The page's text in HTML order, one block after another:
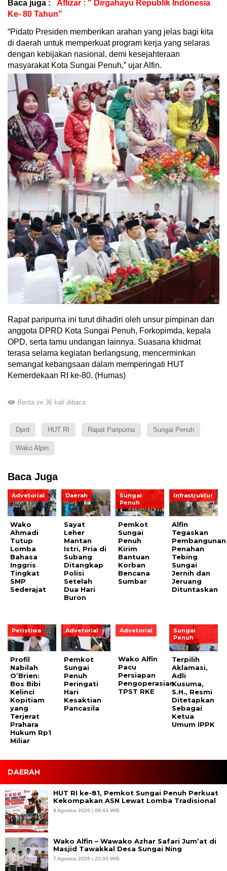
Baca juga :
Aflizar : " Dirgahayu Republik Indonesia
Ke- 80 Tahun"
“Pidato Presiden memberikan arahan yang jelas bagi kita
di daerah untuk memperkuat program kerja yang selaras
dengan kebijakan nasional, demi kesejahteraan
masyarakat Kota Sungai Penuh,” ujar Alfin.
Rapat paripurna ini turut dihadiri oleh unsur pimpinan dan
anggota DPRD Kota Sungai Penuh, Forkopimda, kepala
OPD, serta tamu undangan lainnya. Suasana khidmat
terasa selama kegiatan berlangsung, mencerminkan
semangat kebangsaan dalam memperingati HUT
Kemerdekaan RI ke-80. (Humas)
Berita ini 36 kali dibaca
Dprd HUT RI Rapat Paripurna Sungai Penuh
Wako Alpin
Baca Juga
Advetorial
Wako
Ahmadi
Tutup
Lomba
Bahasa
Inggris
Tingkat
SMP
Sederajat
Daerah
Sayat
Leher
Mantan
Istri, Pria di
Subang
Ditangkap
Polisi
Setelah
Dua Hari
Buron
Sungai
Penuh
Pemkot
Sungai
Penuh
Kirim
Bantuan
Korban
Bencana
Sumbar
Infrastruktur
Alfin
Tegaskan
Pembangunan
Penahan
Tebing
Sungai
Jernih dan
Jeruang
Dituntaskan
Peristiwa
Profil
Nabilah
O’Brien:
Bos Bibi
Kelinci
Kopitiam
yang
Terjerat
Prahara
Hukum Rp1
Miliar
Advetorial
Pemkot
Sungai
Penuh
Peringati
Hari
Kesaktian
Pancasila
Advetorial
Wako Alfin
Pacu
Persiapan
Pengoperasian
TPST RKE
Sungai
Penuh
Terpilih
Aklamasi,
Adli
Kusuma,
S.H., Resmi
Ditetapkan
Sebagai
Ketua
Umum IPPK
DAERAH
HUT RI ke-81, Pemkot Sungai Penuh Perkuat
Kekompakan ASN Lewat Lomba Tradisional
9 Agustus 2026 | 08:43 WIB
Wako Alfin – Wawako Azhar Safari Jum’at di
Masjid Tawakkal Desa Sungai Ning
7 Agustus 2026 | 20:03 WIB